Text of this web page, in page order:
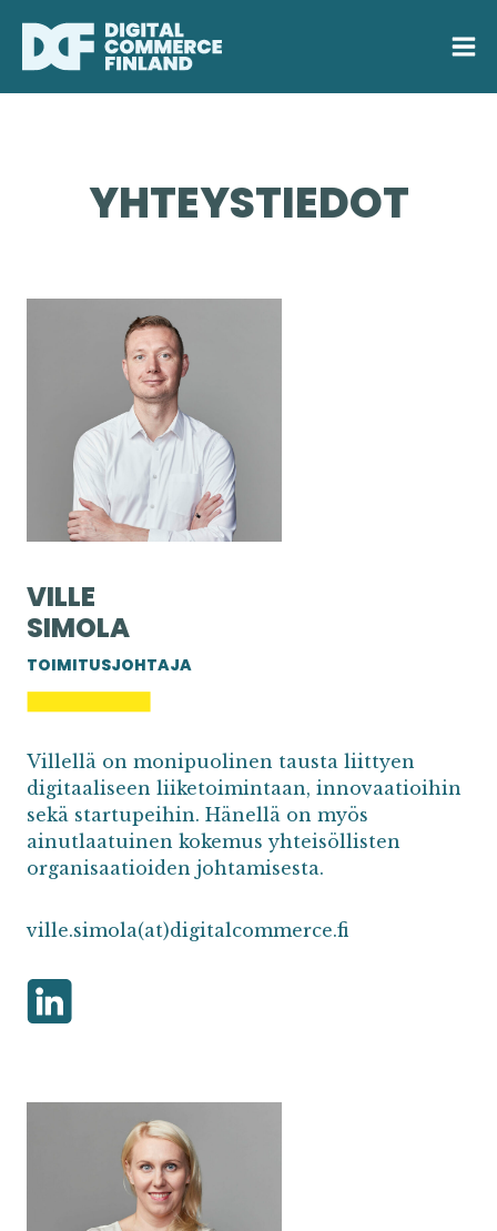
sisältöön
YHTEYSTIEDOT
VILLE
SIMOLA
TOIMITUSJOHTAJA
Villellä on monipuolinen tausta liittyen
digitaaliseen liiketoimintaan, innovaatioihin
sekä startupeihin. Hänellä on myös
ainutlaatuinen kokemus yhteisöllisten
organisaatioiden johtamisesta.
ville.simola(at)digitalcommerce.fi